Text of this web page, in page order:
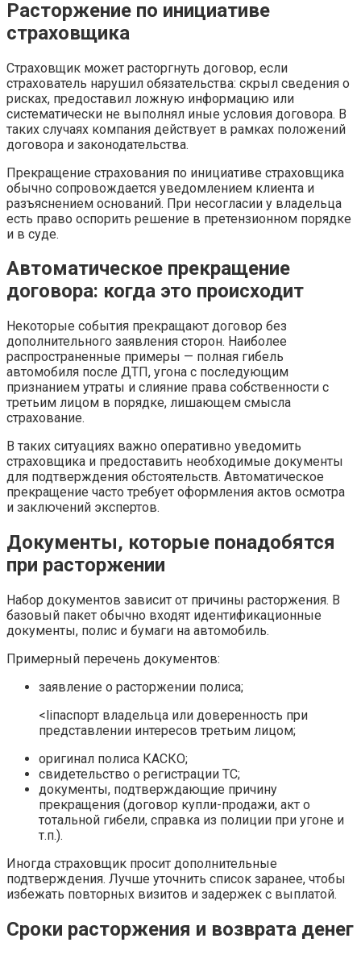
Расторжение по инициативе
страховщика
Страховщик может расторгнуть договор, если
страхователь нарушил обязательства: скрыл сведения о
рисках, предоставил ложную информацию или
систематически не выполнял иные условия договора. В
таких случаях компания действует в рамках положений
договора и законодательства.
Прекращение страхования по инициативе страховщика
обычно сопровождается уведомлением клиента и
разъяснением оснований. При несогласии у владельца
есть право оспорить решение в претензионном порядке
и в суде.
Автоматическое прекращение
договора: когда это происходит
Некоторые события прекращают договор без
дополнительного заявления сторон. Наиболее
распространенные примеры — полная гибель
автомобиля после ДТП, угона с последующим
признанием утраты и слияние права собственности с
третьим лицом в порядке, лишающем смысла
страхование.
В таких ситуациях важно оперативно уведомить
страховщика и предоставить необходимые документы
для подтверждения обстоятельств. Автоматическое
прекращение часто требует оформления актов осмотра
и заключений экспертов.
Документы, которые понадобятся
при расторжении
Набор документов зависит от причины расторжения. В
базовый пакет обычно входят идентификационные
документы, полис и бумаги на автомобиль.
Примерный перечень документов:
заявление о расторжении полиса;
<liпаспорт владельца или доверенность при
представлении интересов третьим лицом;
оригинал полиса КАСКО;
свидетельство о регистрации ТС;
документы, подтверждающие причину
прекращения (договор купли-продажи, акт о
тотальной гибели, справка из полиции при угоне и
т.п.).
Иногда страховщик просит дополнительные
подтверждения. Лучше уточнить список заранее, чтобы
избежать повторных визитов и задержек с выплатой.
Сроки расторжения и возврата денег